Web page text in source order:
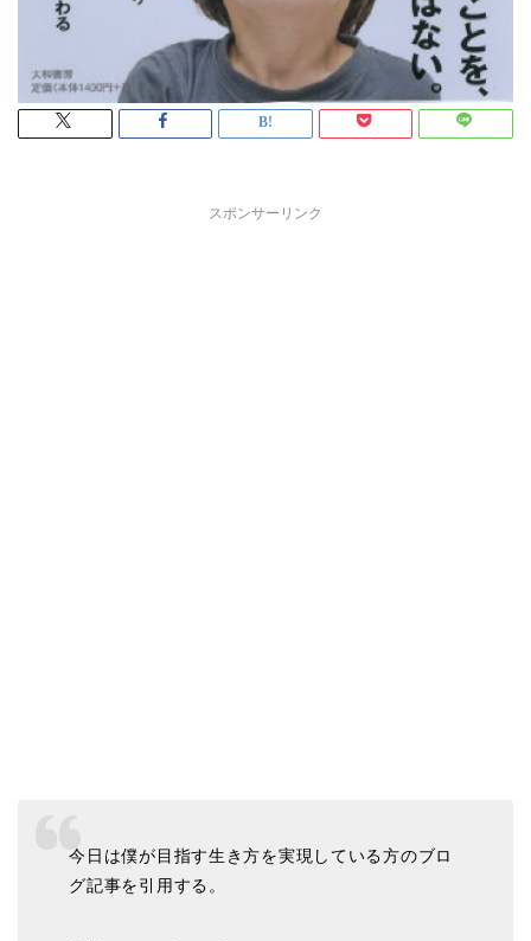
スポンサーリンク
今日は僕が目指す生き方を実現している方のブロ
グ記事を引用する。